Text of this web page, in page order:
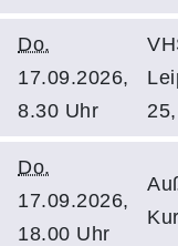
Do.
17.09.2026,
8.30 Uhr
Do.
17.09.2026,
18.00 Uhr